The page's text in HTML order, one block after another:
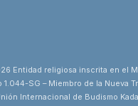
Entidad religiosa inscrita en el
SG – Miembro de la Nueva
Internacional de Budismo